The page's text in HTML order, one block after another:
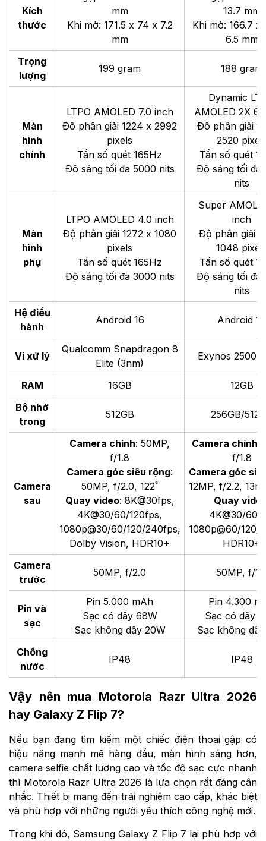
Kích
thước
mm
Khi mở: 171.5 x 74 x 7.2
mm
13.7 mm
Khi mở: 166.7 x
6.5 mm
Trọng
lượng
199 gram 188 gram
Màn
hình
chính
LTPO AMOLED 7.0 inch
Độ phân giải 1224 x 2992
pixels
Tần số quét 165Hz
Độ sáng tối đa 5000 nits
Dynamic
AMOLED 2X
Độ phân giải
2520
Tần số quét
Độ sáng tối đa
nits
Màn
hình
phụ
LTPO AMOLED 4.0 inch
Độ phân giải 1272 x 1080
pixels
Tần số quét 165Hz
Độ sáng tối đa 3000 nits
Super
inch
Độ phân giải
1048
Tần số quét
Độ sáng tối đa
nits
Hệ điều
hành
Android 16 Android 16
Vi xử lý
Qualcomm Snapdragon 8
Elite (3nm)
Exynos 2500
RAM 16GB
12GB
Bộ nhớ
trong
512GB 256GB/
Camera
sau
Camera chính: 50MP,
f/1.8
Camera góc siêu rộng:
50MP, f/2.0, 122˚
Quay video: 8K@30fps,
4K@30/60/120fps,
1080p@30/60/120/240fps,
Dolby Vision, HDR10+
Camera chính
f/1.8
Camera góc
12MP, f/2.2,
Quay
4K@30/
1080p@60/120/
HDR10+
Camera
trước
50MP, f/2.0 50MP, f/
Pin và
sạc
Pin 5.000 mAh
Sạc có dây 68W
Sạc không dây 20W
Pin 4.300
Sạc có dây
Sạc không dây
Chống
nước
IP48 IP48
Vậy nên mua Motorola Razr Ultra 2026
hay Galaxy Z Flip 7?
Nếu bạn đang tìm kiếm một chiếc điện thoại gập có
hiệu năng mạnh mẽ hàng đầu, màn hình sáng hơn,
camera selfie chất lượng cao và tốc độ sạc cực nhanh
thì Motorola Razr Ultra 2026 là lựa chọn rất đáng cân
nhắc. Thiết bị mang đến trải nghiệm cao cấp, khác biệt
và phù hợp với những người yêu thích công nghệ mới.
Trong khi đó, Samsung Galaxy Z Flip 7 lại phù hợp với